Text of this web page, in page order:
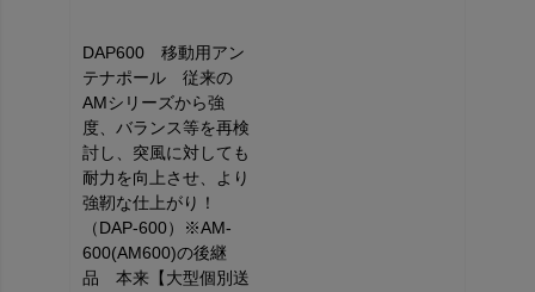
DAP600 移動用アン
テナポール 従来の
AMシリーズから強
度、バランス等を再検
討し、突風に対しても
耐力を向上させ、より
強靭な仕上がり！
（DAP-600）※AM-
600(AM600)の後継
品 本来【大型個別送